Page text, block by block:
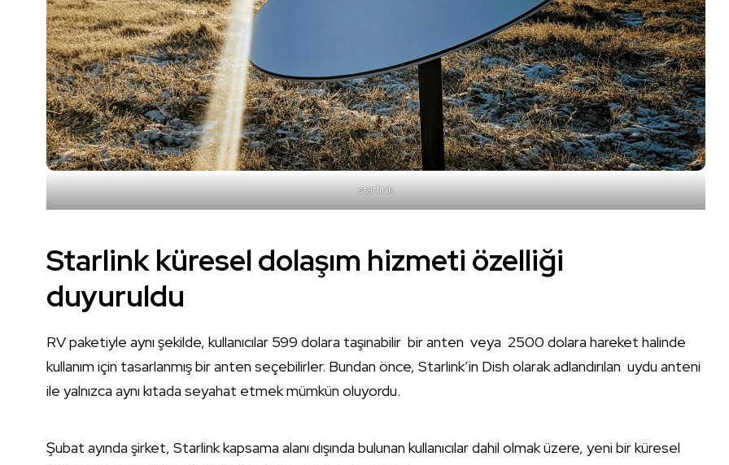
starlink
Starlink küresel dolaşım hizmeti özelliği
duyuruldu
RV paketiyle aynı şekilde, kullanıcılar 599 dolara taşınabilir bir anten veya 2500 dolara hareket halinde
kullanım için tasarlanmış bir anten seçebilirler. Bundan önce, Starlink’in Dish olarak adlandırılan uydu anteni
ile yalnızca aynı kıtada seyahat etmek mümkün oluyordu.
Şubat ayında şirket, Starlink kapsama alanı dışında bulunan kullanıcılar dahil olmak üzere, yeni bir küresel